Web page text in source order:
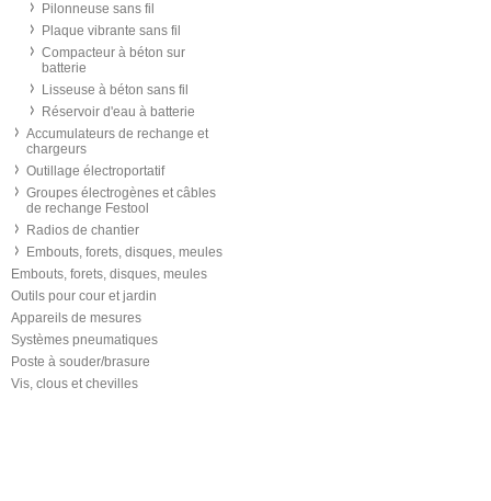
Pilonneuse sans fil
Plaque vibrante sans fil
Compacteur à béton sur
batterie
Lisseuse à béton sans fil
Réservoir d'eau à batterie
Accumulateurs de rechange et
chargeurs
Outillage électroportatif
Groupes électrogènes et câbles
de rechange Festool
Radios de chantier
Embouts, forets, disques, meules
Embouts, forets, disques, meules
Outils pour cour et jardin
Appareils de mesures
Systèmes pneumatiques
Poste à souder/brasure
Vis, clous et chevilles